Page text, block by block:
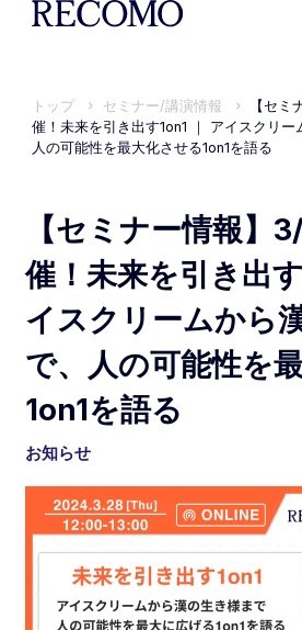
トップ セミナー/講演情報
【セ
催！未来を引き出す1on1 ｜ アイスクリー
人の可能性を最大化させる1on1を語る
【セミナー情報】
催！未来を引き出
イスクリームから
で、人の可能性を
1on1を語る
お知らせ